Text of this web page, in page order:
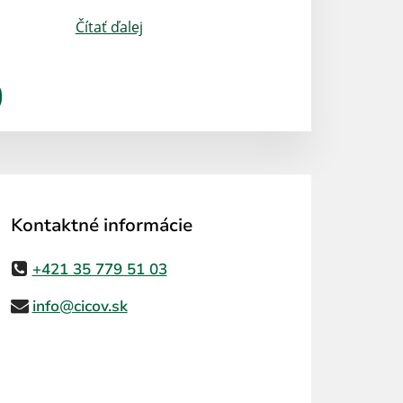
Čítať ďalej
Kontaktné informácie
+421 35 779 51 03
info@cicov.sk